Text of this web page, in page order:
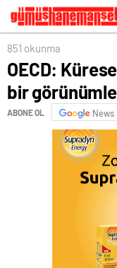
851 okunma
OECD:
bir görünümle
ABONE OL News